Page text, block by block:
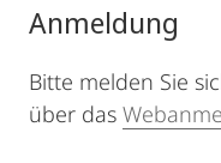
Anmeldung
Bitte melden Sie
über das